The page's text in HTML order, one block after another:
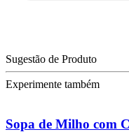
Sugestão de Produto
Experimente também
Sopa de Milho com